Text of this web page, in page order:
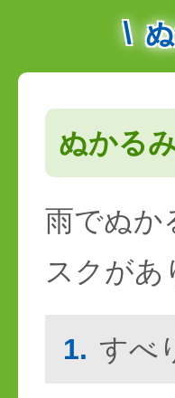
ぬかる
雨でぬか
スクがあ
1. すべ